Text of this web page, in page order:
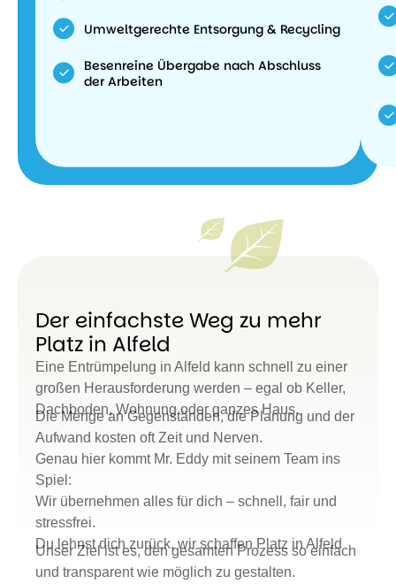
Umweltgerechte Entsorgung & Recycling
Besenreine Übergabe nach Abschluss
der Arbeiten
Der einfachste Weg zu mehr
Platz in Alfeld
Eine Entrümpelung in Alfeld kann schnell zu einer
großen Herausforderung werden – egal ob Keller,
Dachboden, Wohnung oder ganzes Haus.
Die Menge an Gegenständen, die Planung und der
Aufwand kosten oft Zeit und Nerven.
Genau hier kommt Mr. Eddy mit seinem Team ins
Spiel:
Wir übernehmen alles für dich – schnell, fair und
stressfrei.
Du lehnst dich zurück, wir schaffen Platz in Alfeld
Unser Ziel ist es, den gesamten Prozess so einfach
und transparent wie möglich zu gestalten.